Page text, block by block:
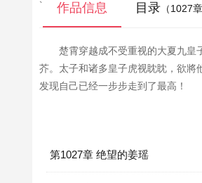
` 作品信息 目录 （1027章
楚霄穿越成不受重视的大夏九皇
芥。太子和诸多皇子虎视眈眈，欲將
发现自己已经一步步走到了最高！
第1027章 绝望的姜瑶